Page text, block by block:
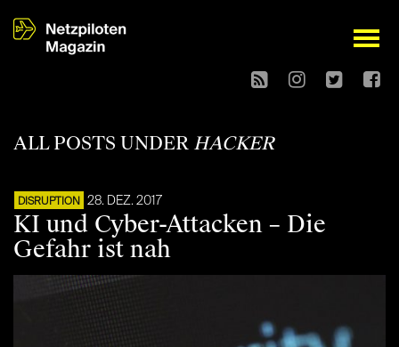
open
ALL POSTS UNDER HACKER
DISRUPTION 28. DEZ. 2017
KI und Cyber-Attacken – Die
Gefahr ist nah